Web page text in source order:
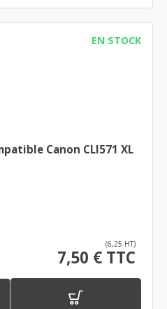
EN STOCK
Canon CLI571 XL
(6,25 HT)
7,50 € TTC